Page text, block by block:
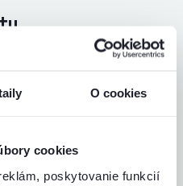
O cookies
cookies
poskytovanie funkcií
5,0